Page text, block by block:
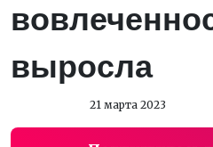
выросла
21 марта 2023